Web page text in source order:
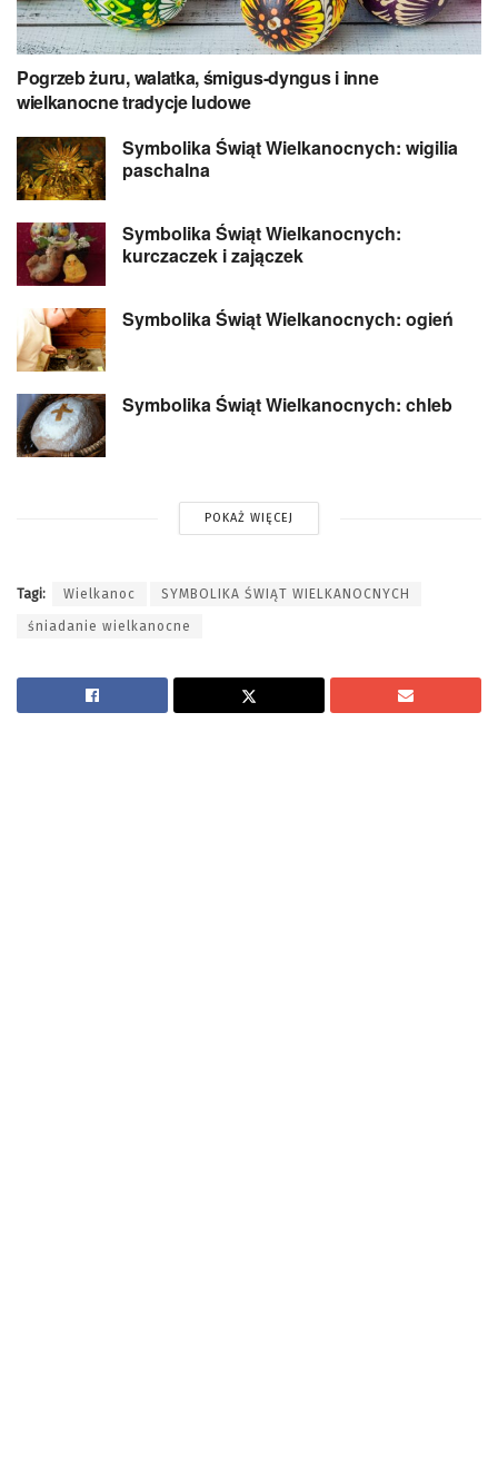
Pogrzeb żuru, walatka, śmigus-dyngus i inne
wielkanocne tradycje ludowe
Symbolika Świąt Wielkanocnych: wigilia
paschalna
Symbolika Świąt Wielkanocnych:
kurczaczek i zajączek
Symbolika Świąt Wielkanocnych: ogień
Symbolika Świąt Wielkanocnych: chleb
POKAŻ WIĘCEJ
Tagi: Wielkanoc SYMBOLIKA ŚWIĄT WIELKANOCNYCH
śniadanie wielkanocne